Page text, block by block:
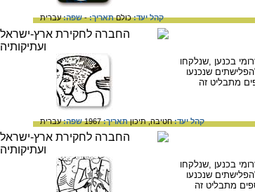
קהל יעד:כולםתאריך:-שפה:עברית
בכנען ,שנלקחו
שנכנעו
מתבליט זה
קהל יעד:חטיבה,תיכוןתאריך:1967 שפה:עברית
בכנען ,שנלקחו
שנכנעו
מתבליט זה